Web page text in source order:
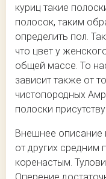
куриц такие
полосок, таким
определить пол.
что цвет у
общей массе. То
зависит также от
чистопородных
полоски
Внешнее описание
от других средним
коренастым.